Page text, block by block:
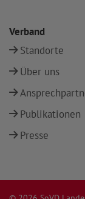
Verband
Standorte
Über uns
Publikationen
Presse